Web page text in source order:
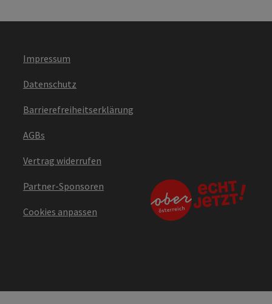
Impressum
Datenschutz
Barrierefreiheitserklärung
AGBs
Vertrag widerrufen
Partner-Sponsoren
Cookies anpassen